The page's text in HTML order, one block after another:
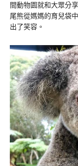
間動物園就和大眾分
尾熊從媽媽的育兒袋
出了笑容。